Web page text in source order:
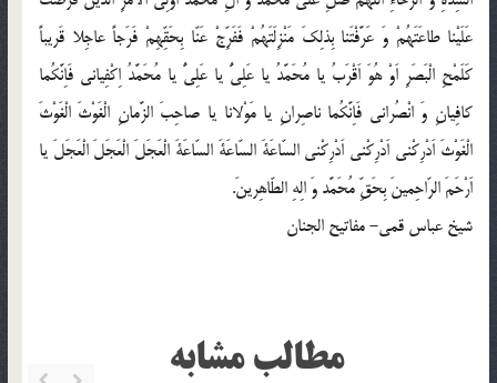
عَلَيْنا طاعَتَهُمْ وَ عَرَّفْتَنا بِذلِكَ مَنْزِلَتَهُمْ فَفَرِّجْ عَنّا بِحَقِّهِمْ فَرَجاً عاجِلا قَريباً
كَلَمْحِ الْبَصَرِ اَوْ هُوَ اَقْرَبُ يا مُحَمَّدُ يا عَلِىُّ يا عَلِىُّ يا مُحَمَّدُ اِكْفِيانى فَاِنَّكُما
كافِيانِ وَ انْصُرانى فَاِنَّكُما ناصِرانِ يا مَوْلانا يا صاحِبَ الزَّمانِ الْغَوْثَ الْغَوْثَ
الْغَوْثَ اَدْرِكْنى اَدْرِكْنى اَدْرِكْنى السّاعَةَ السّاعَةَ السّاعَةَ الْعَجَلَ الْعَجَلَ الْعَجَلَ يا
اَرْحَمَ الرّاحِمينَ بِحَقِّ مُحَمَّد وَ الِهِ الطّاهِرينَ.
شیخ عباس قمی- مفاتیح الجنان
مطالب مشابه